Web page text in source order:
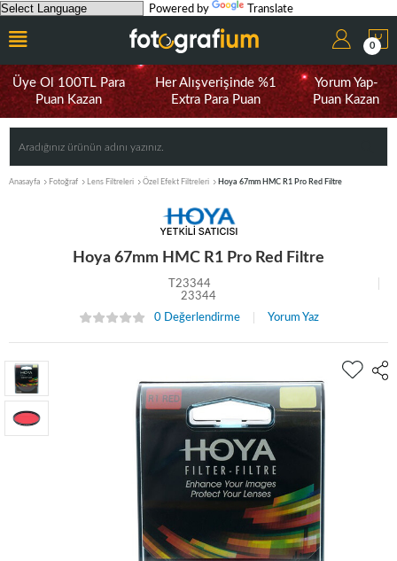
Powered by Translate
0
Üye Ol 100TL Para
Puan Kazan
Her Alışverişinde %1
Extra Para Puan
Yorum Yap-
Puan Kazan
Anasayfa Fotoğraf Lens Filtreleri Özel Efekt Filtreleri Hoya 67mm HMC R1 Pro Red Filtre
Hoya 67mm HMC R1 Pro Red Filtre
T23344
23344
0 Değerlendirme
Yorum Yaz